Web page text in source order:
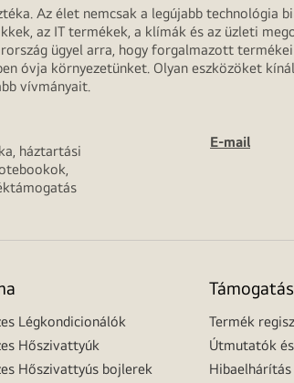
Az élet nemcsak a legújabb technológia
az IT termékek, a klímák és az üzleti
ügyel arra, hogy forgalmazott
óvja környezetünket. Olyan eszközöket
vívmányait.
háztartási
E-mail
Légkondicionálók
Hőszivattyúk
Hőszivattyús bojlerek
Támogatás
Termék
Útmutatók
Hibaelhárítás